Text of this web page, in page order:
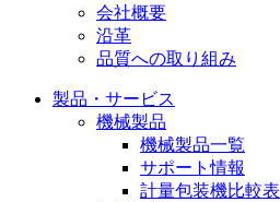
会社概要
沿革
品質への取り組み
製品・サービス
機械製品
機械製品一覧
サポート情報
計量包装機比較表